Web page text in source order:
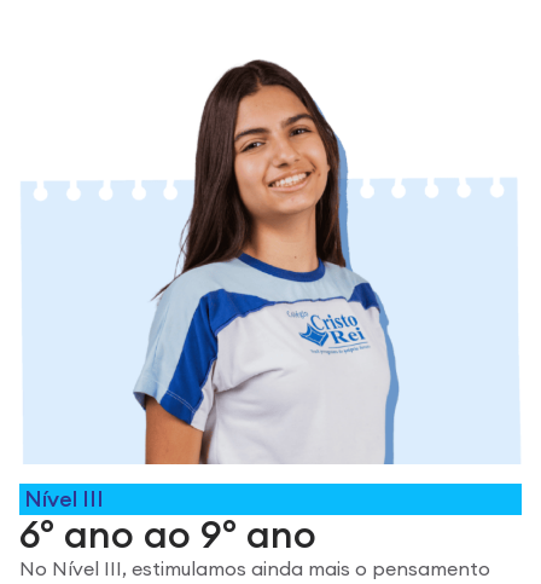
Nível III
6º ano ao 9º ano
No Nível III, estimulamos ainda mais o pensamento